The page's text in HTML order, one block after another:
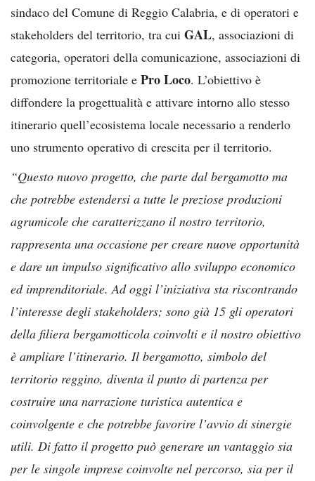
sindaco del Comune di Reggio Calabria, e di operatori e
stakeholders del territorio, tra cui GAL, associazioni di
categoria, operatori della comunicazione, associazioni di
promozione territoriale e Pro Loco. L’obiettivo è
diffondere la progettualità e attivare intorno allo stesso
itinerario quell’ecosistema locale necessario a renderlo
uno strumento operativo di crescita per il territorio.
“Questo nuovo progetto, che parte dal bergamotto ma
che potrebbe estendersi a tutte le preziose produzioni
agrumicole che caratterizzano il nostro territorio,
rappresenta una occasione per creare nuove opportunità
e dare un impulso significativo allo sviluppo economico
ed imprenditoriale. Ad oggi l’iniziativa sta riscontrando
l’interesse degli stakeholders; sono già 15 gli operatori
della filiera bergamotticola coinvolti e il nostro obiettivo
è ampliare l’itinerario. Il bergamotto, simbolo del
territorio reggino, diventa il punto di partenza per
costruire una narrazione turistica autentica e
coinvolgente e che potrebbe favorire l’avvio di sinergie
utili. Di fatto il progetto può generare un vantaggio sia
per le singole imprese coinvolte nel percorso, sia per il